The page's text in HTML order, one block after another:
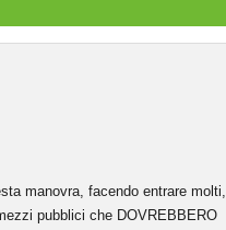
manovra, facendo entrare molti,
pubblici che DOVREBBERO